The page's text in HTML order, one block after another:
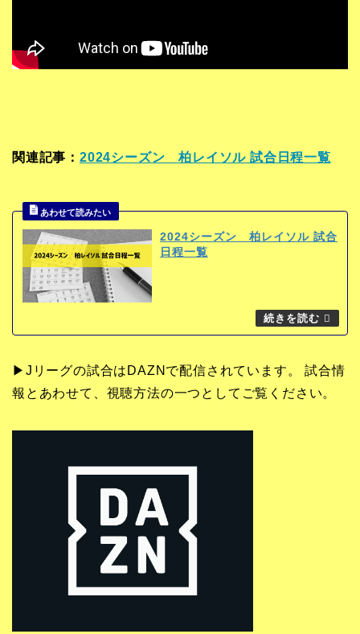
関連記事： 2024シーズン 柏レイソル 試合日程一覧
2024シーズン 柏レイソル 試合
日程一覧
▶Jリーグの試合はDAZNで配信されています。 試合情
報とあわせて、視聴方法の一つとしてご覧ください。